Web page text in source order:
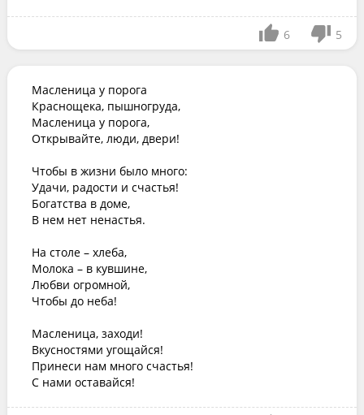
6 5
Масленица у порога
Краснощека, пышногруда,
Масленица у порога,
Открывайте, люди, двери!
Чтобы в жизни было много:
Удачи, радости и счастья!
Богатства в доме,
В нем нет ненастья.
На столе – хлеба,
Молока – в кувшине,
Любви огромной,
Чтобы до неба!
Масленица, заходи!
Вкусностями угощайся!
Принеси нам много счастья!
С нами оставайся!